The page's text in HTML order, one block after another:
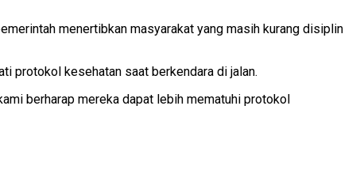
menertibkan masyarakat yang masih kurang disiplin
protokol kesehatan saat berkendara di jalan.
berharap mereka dapat lebih mematuhi protokol